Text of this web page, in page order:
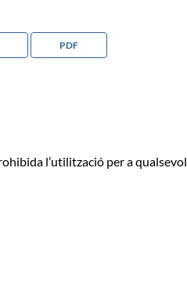
PDF
l’utilització per a qualsevol